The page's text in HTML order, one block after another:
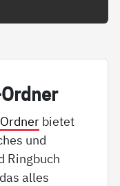
bietet
und
Ringbuch
alles